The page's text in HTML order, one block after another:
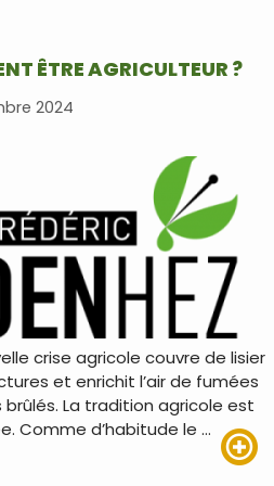
ÊTRE AGRICULTEUR ?
2024
crise agricole couvre de lisier
et enrichit l’air de fumées
brûlés. La tradition agricole est
Comme d’habitude le …